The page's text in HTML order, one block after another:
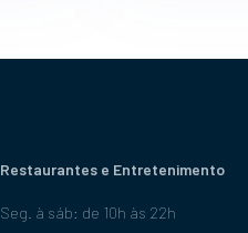
Restaurantes e Entretenimento
Seg. à sáb: de 10h às 22h